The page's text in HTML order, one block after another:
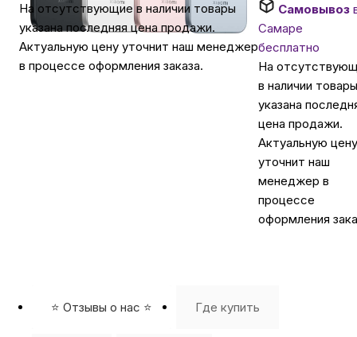
На отсутствующие в наличии товары
указана последняя цена продажи.
Актуальную цену уточнит наш менеджер
в процессе оформления заказа.
Самовывоз
Самаре
бесплатно
На
в наличии товары
указана
цена продажи.
Актуальную цену
уточнит наш
менеджер в
процессе
оформления
⭐️ Отзывы о нас ⭐️ Где купить